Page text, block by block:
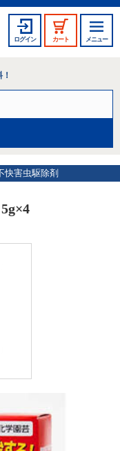
ログイン カート メニュー
快害虫駆除剤